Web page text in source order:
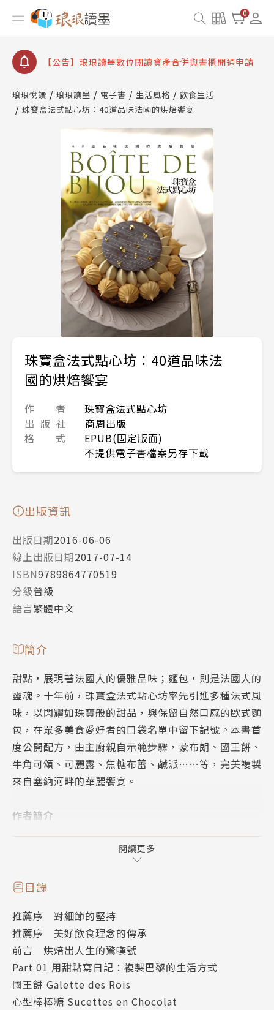
0
【公告】因 Readmoo 讀墨系統維護中，本站同步暫
停部分閱讀服務
【公告】琅琅讀墨數位閱讀資產合併與書櫃開通申請
【公告】琅琅讀墨書櫃開通常見問題
請圖文教學
【公告】琅琅書店服務升級重要說明及資產合併結果
查詢
【公告】因 Readmoo 讀墨系統維護中，本站同步暫
琅琅悅讀 琅琅讀墨 電子書 生活風格
飲食生活
珠寶盒法式點心坊：40道品味法國的烘焙饗宴
珠寶盒法式點心坊：40道品味法
國的烘焙饗宴
作 者
珠寶盒法式點心坊
出 版 社
商周出版
格 式
EPUB(固定版面)
不提供電子書檔案另存下載
出版資訊
出版日期2016-06-06
線上出版日期2017-07-14
ISBN9789864770519
分級普級
語言繁體中文
簡介
甜點，展現著法國人的優雅品味；麵包，則是法國人的
靈魂。十年前，珠寶盒法式點心坊率先引進多種法式風
味，以閃耀如珠寶般的甜品，與保留自然口感的歐式麵
包，在眾多美食愛好者的口袋名單中留下記號。本書首
度公開配方，由主廚親自示範步驟，蒙布朗、國王餅、
牛角可頌、可麗露、焦糖布蕾、鹹派……等，完美複製
來自塞納河畔的華麗饗宴。
作者簡介
2006年，在麗水街開設第一間門市，成為台北歐式麵
包及甜點品牌先驅。
eluca」，店內販售產品均選自於此。
2008年，在與Maison Kayser、六福皇宮、亞都麗
緻、Paul並列的評比中，獲得了長棍麵包獲得中國時
報評選為第一名。
2010年底，大S指名選用的喜餅禮盒。
閱讀更多
目錄
推薦序 對細節的堅持
推薦序 美好飲食理念的傳承
前言 烘焙出人生的驚嘆號
Part 01 用甜點寫日記：複製巴黎的生活方式
國王餅 Galette des Rois
心型棒棒糖 Sucettes en Chocolat